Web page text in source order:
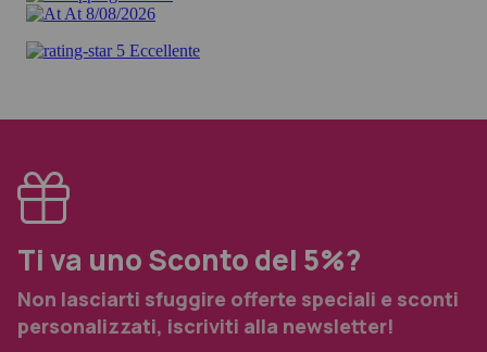
Ti va uno Sconto del 5%?
Non lasciarti sfuggire offerte speciali e sconti
personalizzati, iscriviti alla newsletter!